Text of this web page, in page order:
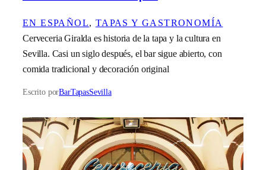
EN ESPAÑOL, TAPAS Y GASTRONOMÍA
Cerveceria Giralda es historia de la tapa y la cultura en
Sevilla. Casi un siglo después, el bar sigue abierto, con
comida tradicional y decoración original
Escrito porBarTapasSevilla